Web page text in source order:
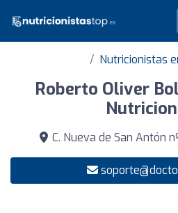
Nutricionistas
Roberto Oliver
C. Nueva de San Antón